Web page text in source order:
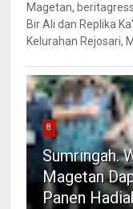
Magetan,
Bir Ali dan Replika
Kelurahan Rejosari,
8
Sumringah.
Magetan
Panen